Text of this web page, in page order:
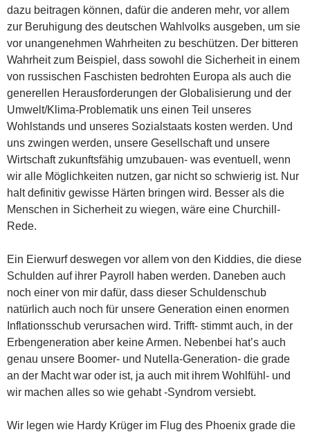
dazu beitragen können, dafür die anderen mehr, vor allem
zur Beruhigung des deutschen Wahlvolks ausgeben, um sie
vor unangenehmen Wahrheiten zu beschützen. Der bitteren
Wahrheit zum Beispiel, dass sowohl die Sicherheit in einem
von russischen Faschisten bedrohten Europa als auch die
generellen Herausforderungen der Globalisierung und der
Umwelt/Klima-Problematik uns einen Teil unseres
Wohlstands und unseres Sozialstaats kosten werden. Und
uns zwingen werden, unsere Gesellschaft und unsere
Wirtschaft zukunftsfähig umzubauen- was eventuell, wenn
wir alle Möglichkeiten nutzen, gar nicht so schwierig ist. Nur
halt definitiv gewisse Härten bringen wird. Besser als die
Menschen in Sicherheit zu wiegen, wäre eine Churchill-
Rede.
Ein Eierwurf deswegen vor allem von den Kiddies, die diese
Schulden auf ihrer Payroll haben werden. Daneben auch
noch einer von mir dafür, dass dieser Schuldenschub
natürlich auch noch für unsere Generation einen enormen
Inflationsschub verursachen wird. Trifft- stimmt auch, in der
Erbengeneration aber keine Armen. Nebenbei hat’s auch
genau unsere Boomer- und Nutella-Generation- die grade
an der Macht war oder ist, ja auch mit ihrem Wohlfühl- und
wir machen alles so wie gehabt -Syndrom versiebt.
Wir legen wie Hardy Krüger im Flug des Phoenix grade die